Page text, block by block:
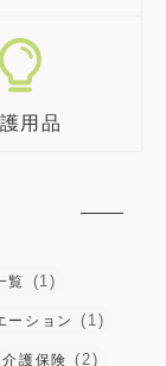
用品
覧 (1)
ーション (1)
介護保険 (2)